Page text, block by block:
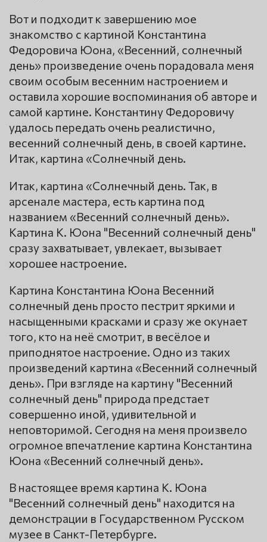
Вот и подходит к завершению мое
знакомство с картиной Константина
Федоровича Юона, «Весенний, солнечный
день» произведение очень порадовала меня
своим особым весенним настроением и
оставила хорошие воспоминания об авторе и
самой картине. Константину Федоровичу
удалось передать очень реалистично,
весенний солнечный день, в своей картине.
Итак, картина «Солнечный день.
Итак, картина «Солнечный день. Так, в
арсенале мастера, есть картина под
названием «Весенний солнечный день».
Картина К. Юона "Весенний солнечный день"
сразу захватывает, увлекает, вызывает
хорошее настроение.
Картина Константина Юона Весенний
солнечный день просто пестрит яркими и
насыщенными красками и сразу же окунает
того, кто на неё смотрит, в весёлое и
приподнятое настроение. Одно из таких
произведений картина «Весенний солнечный
день». При взгляде на картину "Весенний
солнечный день" природа предстает
совершенно иной, удивительной и
неповторимой. Сегодня на меня произвело
огромное впечатление картина Константина
Юона «Весенний солнечный день».
В настоящее время картина К. Юона
"Весенний солнечный день" находится на
демонстрации в Государственном Русском
музее в Санкт-Петербурге.